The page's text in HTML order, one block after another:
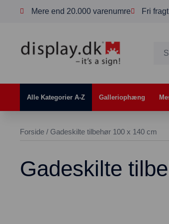
Mere end 20.000 varenumre Fri
Alle Kategorier A-Z Galleriophæng
Forside / Gadeskilte tilbehør 100 x 140 cm
Gadeskilte